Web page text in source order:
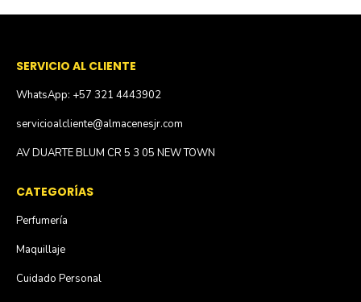
SERVICIO AL CLIENTE
WhatsApp: +57 321 4443902
servicioalcliente@almacenesjr.com
AV DUARTE BLUM CR 5 3 05 NEW TOWN
CATEGORÍAS
Perfumería
Maquillaje
Cuidado Personal